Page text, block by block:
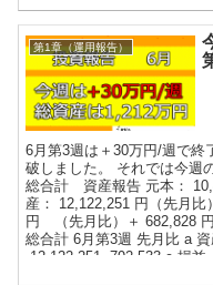
然でしょう。 市場が右肩上
当を出す。 課税に関しては
よりはいいのではないでし
を買うのか考えてみよう。
が、個別株とETFはどっち
方のブログやツイッターを
て、毎回行き着く結論が『好
第1章（運用報告）
6月第3週は＋30万円/週で終
破しました。 それでは今週
総合計 資産報告 元本：
産： 12,122,251 円（先月
円 （先月比）＋ 682,828
総合計 6月第3週 先月比 a
12,122,251 792,533 c 損
(c/a) 15.7% 6.4% 資産全体